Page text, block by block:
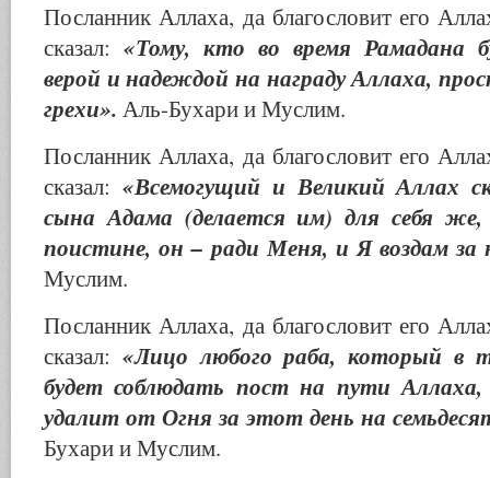
Посланник Аллаха, да благословит его
сказал: «Тому, кто во время Рамадана
верой и надеждой на награду Аллаха,
грехи». Аль-Бухари и Муслим.
Посланник Аллаха, да благословит его
сказал: «Всемогущий и Великий Аллах
сына Адама (делается им) для себя
поистине, он – ради Меня, и Я воздам за
Муслим.
Посланник Аллаха, да благословит его
сказал: «Лицо любого раба, который в
будет соблюдать пост на пути Аллаха,
удалит от Огня за этот день на
Бухари и Муслим.